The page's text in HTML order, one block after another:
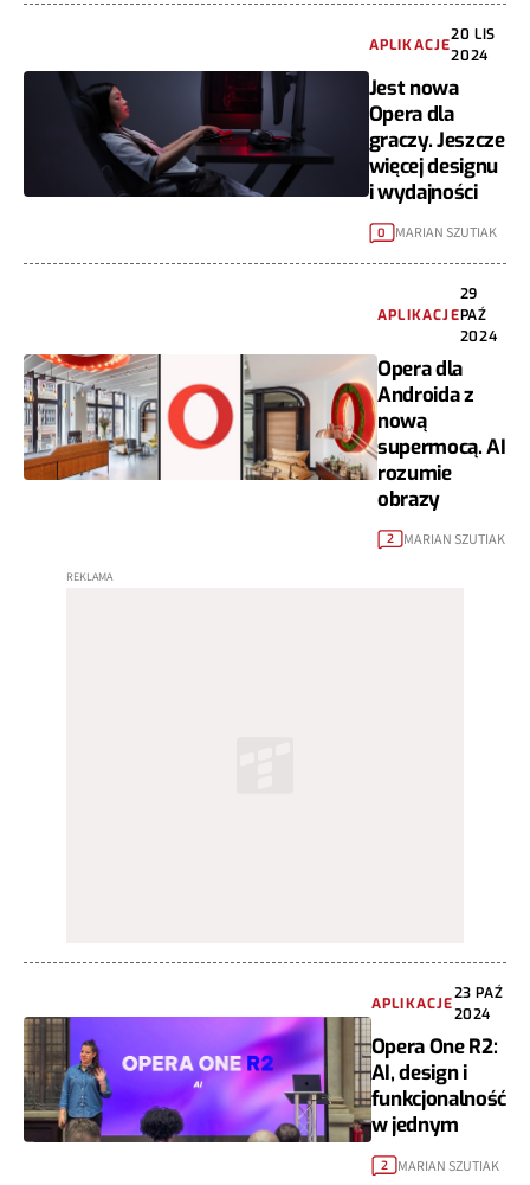
APLIKACJE
20 LIS
2024
Jest nowa
Opera dla
graczy. Jeszcze
więcej designu
i wydajności
0 MARIAN SZUTIAK
APLIKACJE
29
PAŹ
2024
Opera dla
Androida z
nową
supermocą. AI
rozumie
obrazy
2 MARIAN SZUTIAK
APLIKACJE
23 PAŹ
2024
Opera One R2:
AI, design i
funkcjonalność
w jednym
2 MARIAN SZUTIAK